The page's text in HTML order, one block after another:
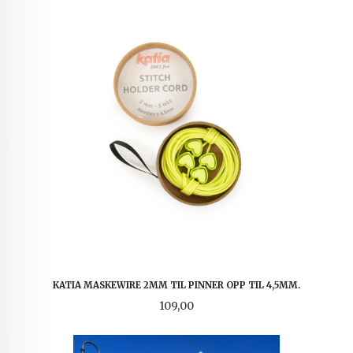
KATIA MASKEWIRE 2MM TIL PINNER OPP TIL 4,5MM.
Pris
109,00